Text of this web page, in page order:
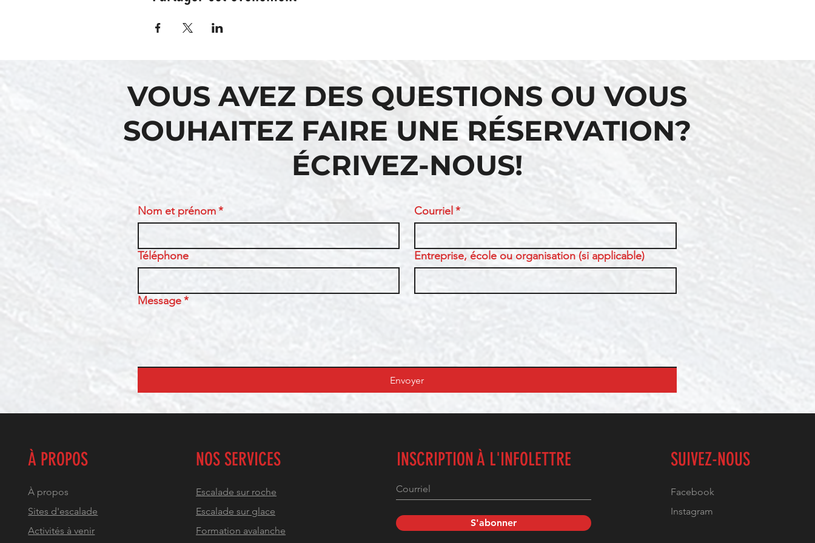
VOUS AVEZ DES QUESTIONS OU VOUS
SOUHAITEZ FAIRE UNE RÉSERVATION?
ÉCRIVEZ-NOUS!
Nom et prénom* Courriel *
Téléphone Entreprise, école ou organisation (si applicable)
Message*
Envoyer
À PROPOS
À propos
Sites d'escalade
Activités à venir
NOS SERVICES
Escalade sur roche
Escalade sur glace
Formation avalanche
S'abonner
INSCRIPTION À L'INFOLETTRE SUIVEZ-NOUS
Facebook
Instagram